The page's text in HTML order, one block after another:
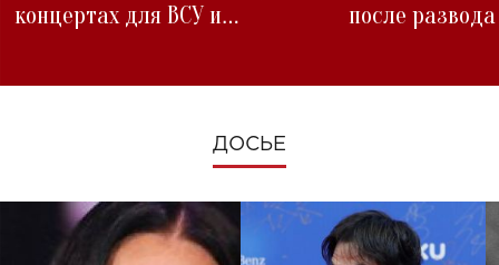
концертах для ВСУ и
после развода
ДОСЬЕ